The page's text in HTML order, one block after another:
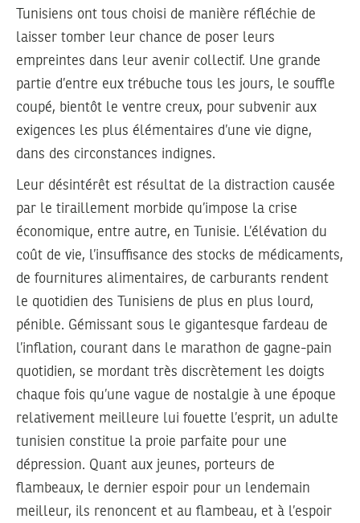
Tunisiens ont tous choisi de manière réfléchie de
laisser tomber leur chance de poser leurs
empreintes dans leur avenir collectif. Une grande
partie d’entre eux trébuche tous les jours, le souffle
coupé, bientôt le ventre creux, pour subvenir aux
exigences les plus élémentaires d’une vie digne,
dans des circonstances indignes.
Leur désintérêt est résultat de la distraction causée
par le tiraillement morbide qu’impose la crise
économique, entre autre, en Tunisie. L’élévation du
coût de vie, l’insuffisance des stocks de médicaments,
de fournitures alimentaires, de carburants rendent
le quotidien des Tunisiens de plus en plus lourd,
pénible. Gémissant sous le gigantesque fardeau de
l’inflation, courant dans le marathon de gagne-pain
quotidien, se mordant très discrètement les doigts
chaque fois qu’une vague de nostalgie à une époque
relativement meilleure lui fouette l’esprit, un adulte
tunisien constitue la proie parfaite pour une
dépression. Quant aux jeunes, porteurs de
flambeaux, le dernier espoir pour un lendemain
meilleur, ils renoncent et au flambeau, et à l’espoir